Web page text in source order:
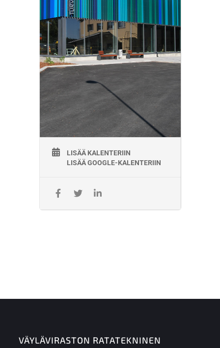
LISÄÄ KALENTERIIN
LISÄÄ GOOGLE-KALENTERIIN
VÄYLÄVIRASTON RATATEKNINEN